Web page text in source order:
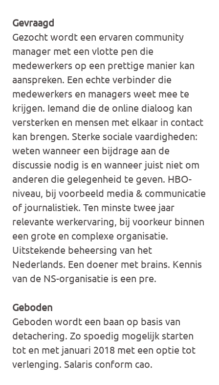
Gevraagd
Gezocht wordt een ervaren community
manager met een vlotte pen die
medewerkers op een prettige manier kan
aanspreken. Een echte verbinder die
medewerkers en managers weet mee te
krijgen. Iemand die de online dialoog kan
versterken en mensen met elkaar in contact
kan brengen. Sterke sociale vaardigheden:
weten wanneer een bijdrage aan de
discussie nodig is en wanneer juist niet om
anderen die gelegenheid te geven. HBO-
niveau, bij voorbeeld media & communicatie
of journalistiek. Ten minste twee jaar
relevante werkervaring, bij voorkeur binnen
een grote en complexe organisatie.
Uitstekende beheersing van het
Nederlands. Een doener met brains. Kennis
van de NS-organisatie is een pre.
Geboden
Geboden wordt een baan op basis van
detachering. Zo spoedig mogelijk starten
tot en met januari 2018 met een optie tot
verlenging. Salaris conform cao.